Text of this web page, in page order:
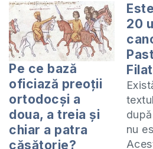
Pe ce bază
oficiază preoții
ortodocși a
doua, a treia și
chiar a patra
căsătorie?
20
Filat
nu